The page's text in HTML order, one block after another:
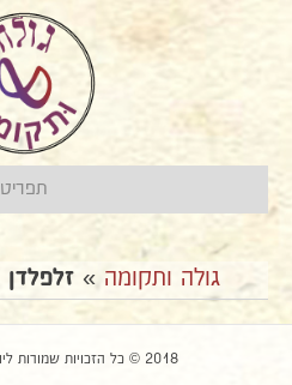
תפריט
גולה ותקומה » זלפלדן 1
2018 © כל הזכויות שמורות ליוסי עופר "גולה ותקומה"